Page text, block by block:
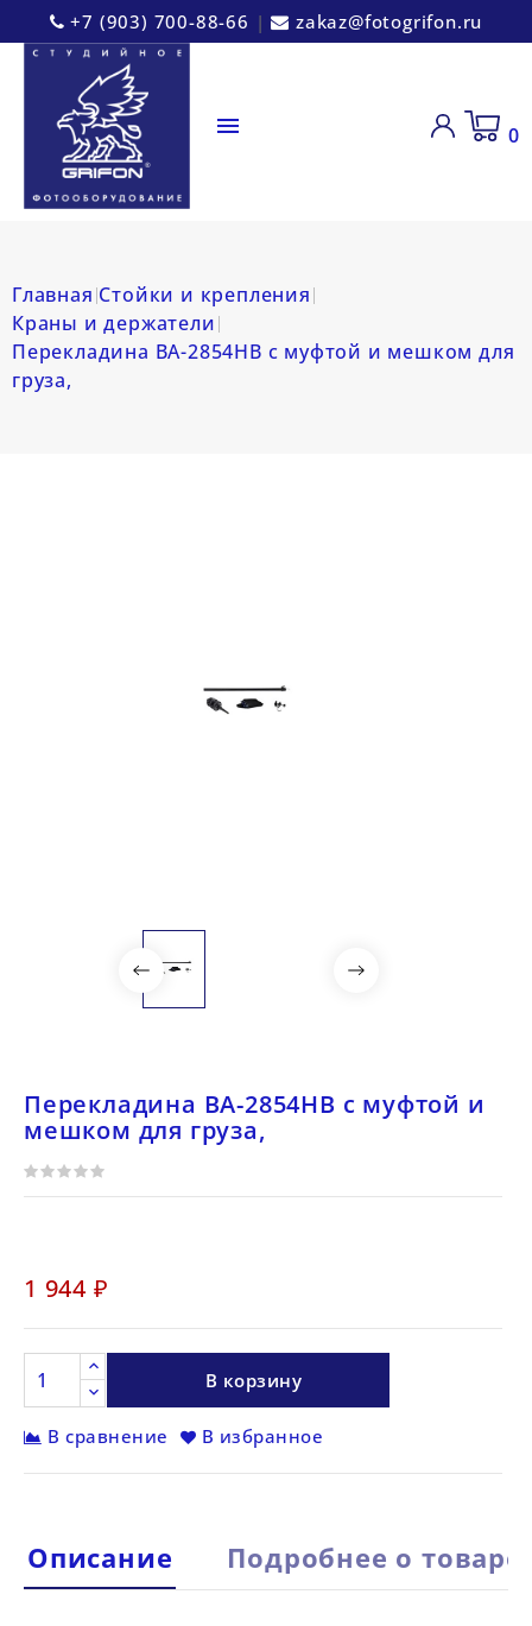
+7 (903) 700-88-66 | zakaz@fotogrifon.ru
 0
Главная Стойки и крепления
Краны и держатели
Перекладина BA-2854HB с муфтой и мешком для
груза,
Перекладина BA-2854HB с муфтой и
мешком для груза,
1 944 ₽
В корзину
В сравнение В избранное
Описание Подробнее о товаре